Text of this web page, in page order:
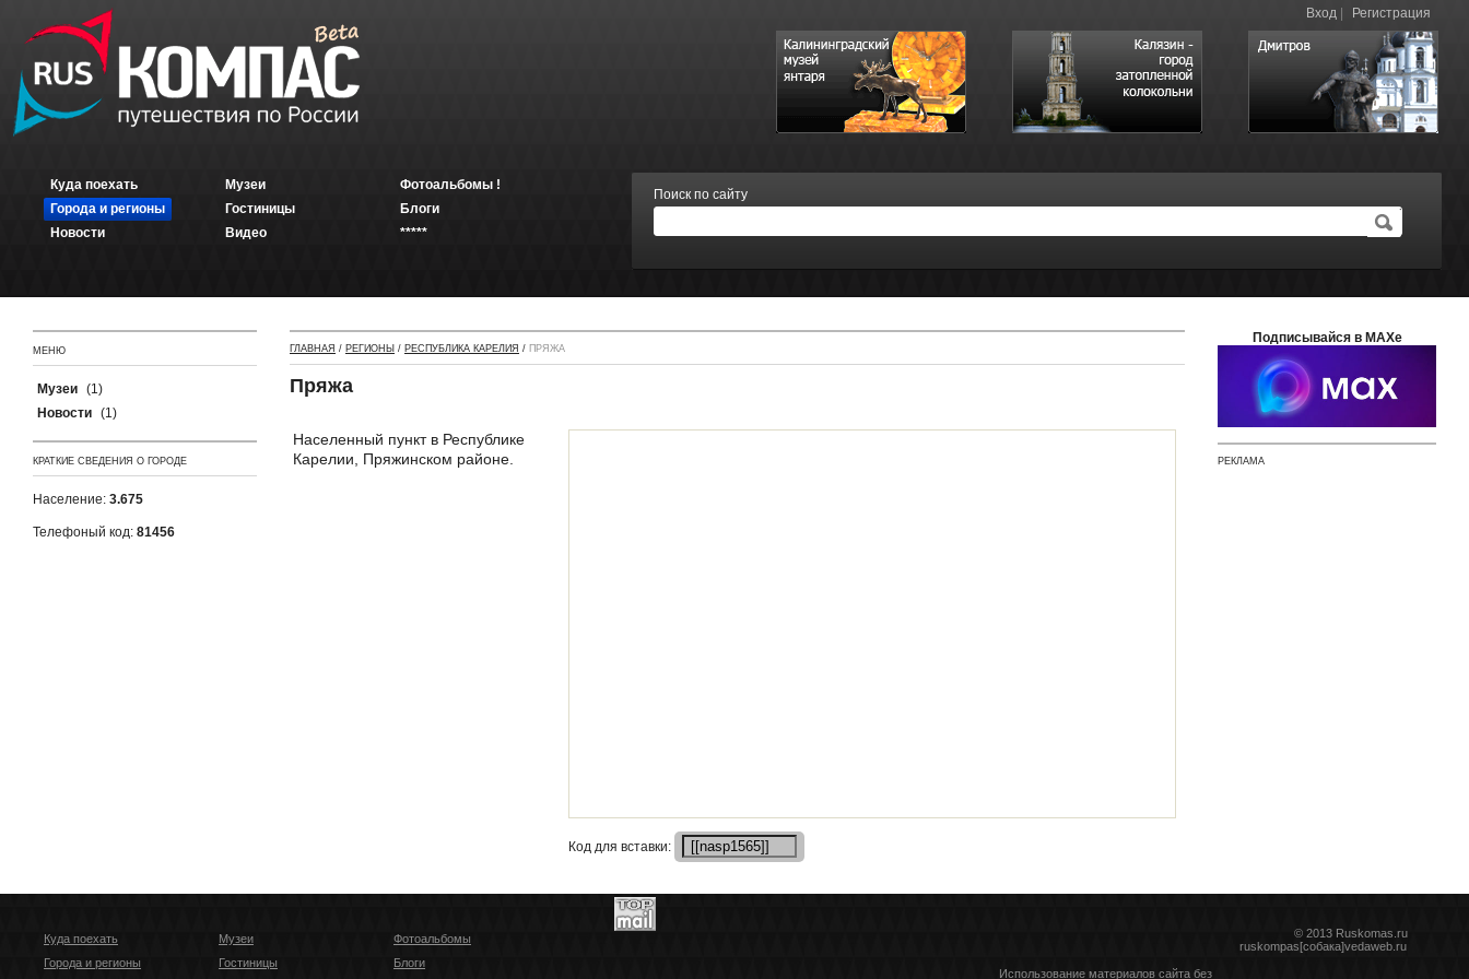
Вход Регистрация
Куда поехать
Города и регионы
Новости
Музеи
Гостиницы
Видео
Фотоальбомы !
Блоги
*****
Поиск по сайту
МЕНЮ
Музеи (1)
Новости (1)
КРАТКИЕ СВЕДЕНИЯ О ГОРОДЕ
Население: 3.675
Телефоный код: 81456
ГЛАВНАЯ / РЕГИОНЫ / РЕСПУБЛИКА КАРЕЛИЯ / ПРЯЖА
Пряжа
Населенный пункт в Республике
Карелии, Пряжинском районе.
Кoд для вставки:
Подписывайся в MAXе
РЕКЛАМА
Куда поехать
Города и регионы
Музеи
Гостиницы
Фотоальбомы
Блоги
© 2013 Ruskomas.ru
ruskompas[собака]vedaweb.ru
Использование материалов сайта без